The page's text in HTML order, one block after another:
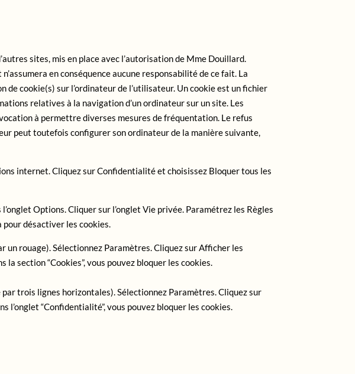
sites, mis en place avec l’autorisation de Mme Douillard.
en conséquence aucune responsabilité de ce fait. La
de cookie(s) sur l’ordinateur de l’utilisateur. Un cookie est un fichier
relatives à la navigation d’un ordinateur sur un site. Les
à permettre diverses mesures de fréquentation. Le refus
peut toutefois configurer son ordinateur de la manière suivante,
internet. Cliquez sur Confidentialité et choisissez Bloquer tous les
Options. Cliquer sur l’onglet Vie privée. Paramétrez les Règles
désactiver les cookies.
rouage). Sélectionnez Paramètres. Cliquez sur Afficher les
section “Cookies”, vous pouvez bloquer les cookies.
trois lignes horizontales). Sélectionnez Paramètres. Cliquez sur
l’onglet “Confidentialité”, vous pouvez bloquer les cookies.